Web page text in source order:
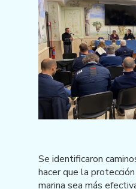
Se identificaron
hacer que la
marina sea más